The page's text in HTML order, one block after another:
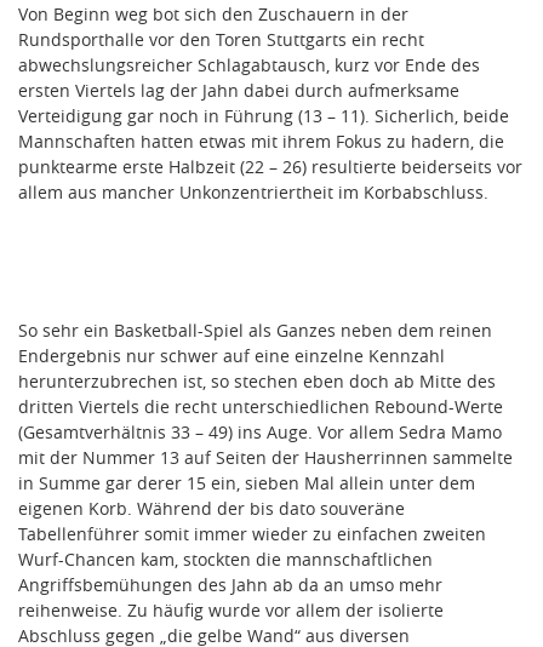
Von Beginn weg bot sich den Zuschauern in der
Rundsporthalle vor den Toren Stuttgarts ein recht
abwechslungsreicher Schlagabtausch, kurz vor Ende des
ersten Viertels lag der Jahn dabei durch aufmerksame
Verteidigung gar noch in Führung (13 – 11). Sicherlich, beide
Mannschaften hatten etwas mit ihrem Fokus zu hadern, die
punktearme erste Halbzeit (22 – 26) resultierte beiderseits vor
allem aus mancher Unkonzentriertheit im Korbabschluss.
So sehr ein Basketball-Spiel als Ganzes neben dem reinen
Endergebnis nur schwer auf eine einzelne Kennzahl
herunterzubrechen ist, so stechen eben doch ab Mitte des
dritten Viertels die recht unterschiedlichen Rebound-Werte
(Gesamtverhältnis 33 – 49) ins Auge. Vor allem Sedra Mamo
mit der Nummer 13 auf Seiten der Hausherrinnen sammelte
in Summe gar derer 15 ein, sieben Mal allein unter dem
eigenen Korb. Während der bis dato souveräne
Tabellenführer somit immer wieder zu einfachen zweiten
Wurf-Chancen kam, stockten die mannschaftlichen
Angriffsbemühungen des Jahn ab da an umso mehr
reihenweise. Zu häufig wurde vor allem der isolierte
Abschluss gegen „die gelbe Wand“ aus diversen